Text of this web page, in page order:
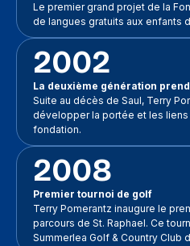
Le premier grand projet de la
de langues gratuits aux enfants
2002
La deuxième génération
Suite au décès de Saul, Terry
développer la portée et les liens
fondation.
2008
Premier tournoi de golf
Terry Pomerantz inaugure le
parcours de St. Raphael. Ce
Summerlea Golf & Country Club